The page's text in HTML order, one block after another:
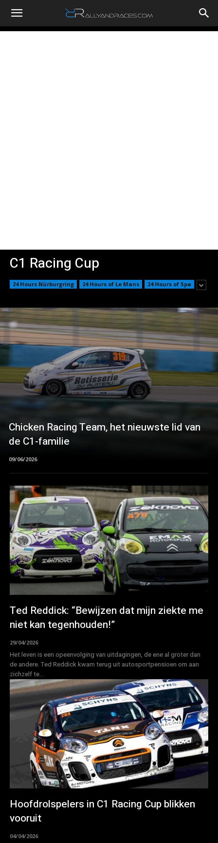
RallyandRaces.com
C1 Racing Cup
24 Hours Nürburgring 24 Hours of Le Mans 24 Hours of Spa
Chicken Racing Team, het nieuwste lid van
de C1-familie
09/06/2026
Ted Reddick: “Bewijzen dat mijn ziekte me
niet kan tegenhouden!”
29/04/2026
Het leven is een opeenvolging van uitdagingen, de ene al groter dan
de andere. Ted Reddick kwam terug uit autosportpensioen om aan
zichzelf te...
Hoofdrolspelers in C1 Racing Cup blikken
vooruit
04/04/2026